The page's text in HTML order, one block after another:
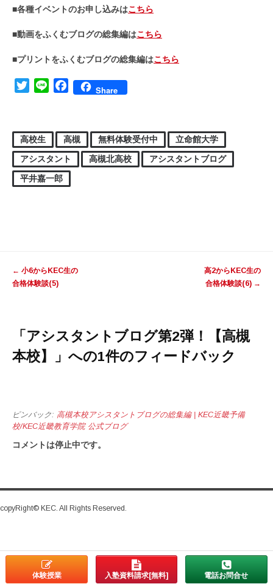
体験授業 入塾資料請求[無料] 電話お問合せ
■各種イベントのお申し込みはこちら
■動画をふくむブログの総集編はこちら
■プリントをふくむブログの総集編はこちら
TwitterLine FacebookShare
高校生 高槻 無料体験受付中
立命館大学
アシスタント
高槻北高校
アシスタントブログ
平井嘉一郎
← 小6からKEC生の
合格体験談(5)
高2からKEC生の
合格体験談(6) →
「 アシスタントブログ第2弾！【高槻
本校】
」への1件のフィードバック
ピンバック: 高槻本校アシスタントブログの総集編 | KEC近畿予備
校/KEC近畿教育学院 公式ブログ
コメントは停止中です。
copyRight© KEC. All Rights Reserved.